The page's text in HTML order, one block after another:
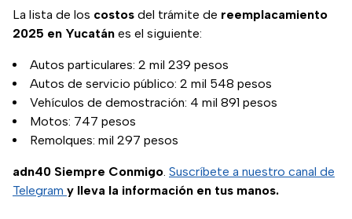
La lista de los costos del trámite de reemplacamiento
2025 en Yucatán es el siguiente:
Autos particulares: 2 mil 239 pesos
Autos de servicio público: 2 mil 548 pesos
Vehículos de demostración: 4 mil 891 pesos
Motos: 747 pesos
Remolques: mil 297 pesos
adn40 Siempre Conmigo Suscríbete a nuestro canal de
Telegram y lleva la información en tus manos.